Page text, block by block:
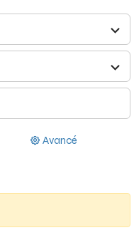
Avancé